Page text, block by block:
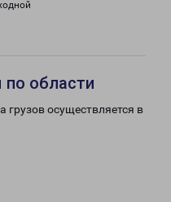
области
осуществляется в